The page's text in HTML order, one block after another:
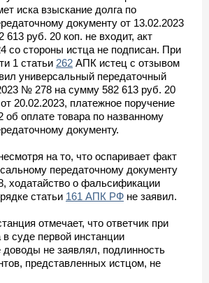
иска взыскание долга по
документу от 13.02.2023
руб. 20 коп. не входит, акт
со стороны истца не подписан. При
1 статьи 262 АПК истец с отзывом
универсальный передаточный
№ 278 на сумму 582 613 руб. 20
20.02.2023, платежное поручение
оплате товара по названному
документу.
на то, что оспаривает факт
передаточному документу
ходатайство о фальсификации
статьи 161 АПК РФ не заявил.
отмечает, что ответчик при
суде первой инстанции
не заявлял, подлинность
представленных истцом, не